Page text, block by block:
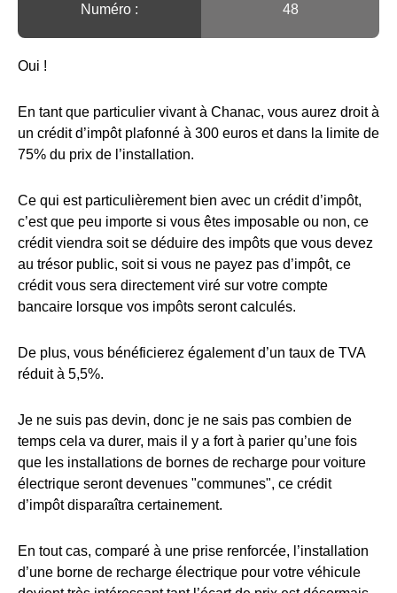
Numéro : 48
Oui !
En tant que particulier vivant à Chanac, vous aurez droit à
un crédit d’impôt plafonné à 300 euros et dans la limite de
75% du prix de l’installation.
Ce qui est particulièrement bien avec un crédit d’impôt,
c’est que peu importe si vous êtes imposable ou non, ce
crédit viendra soit se déduire des impôts que vous devez
au trésor public, soit si vous ne payez pas d’impôt, ce
crédit vous sera directement viré sur votre compte
bancaire lorsque vos impôts seront calculés.
De plus, vous bénéficierez également d’un taux de TVA
réduit à 5,5%.
Je ne suis pas devin, donc je ne sais pas combien de
temps cela va durer, mais il y a fort à parier qu’une fois
que les installations de bornes de recharge pour voiture
électrique seront devenues "communes", ce crédit
d’impôt disparaîtra certainement.
En tout cas, comparé à une prise renforcée, l’installation
d’une borne de recharge électrique pour votre véhicule